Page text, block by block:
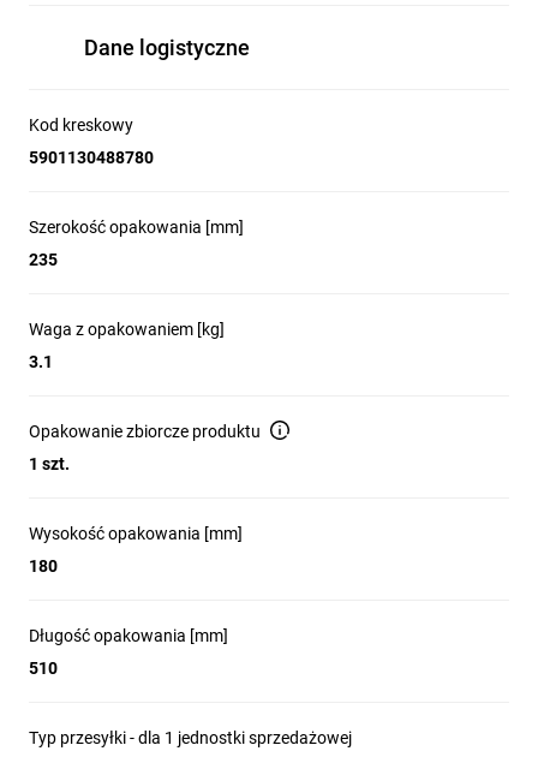
Dane logistyczne
Kod kreskowy
5901130488780
Szerokość opakowania [mm]
235
Waga z opakowaniem [kg]
3.1
Opakowanie zbiorcze produktu
1 szt.
Wysokość opakowania [mm]
180
Długość opakowania [mm]
510
Typ przesyłki - dla 1 jednostki sprzedażowej